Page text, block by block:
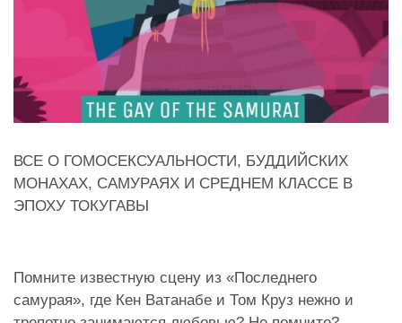
ВСЕ О ГОМОСЕКСУАЛЬНОСТИ, БУДДИЙСКИХ
МОНАХАХ, САМУРАЯХ И СРЕДНЕМ КЛАССЕ В
ЭПОХУ ТОКУГАВЫ
Помните известную сцену из «Последнего
самурая», где Кен Ватанабе и Том Круз нежно и